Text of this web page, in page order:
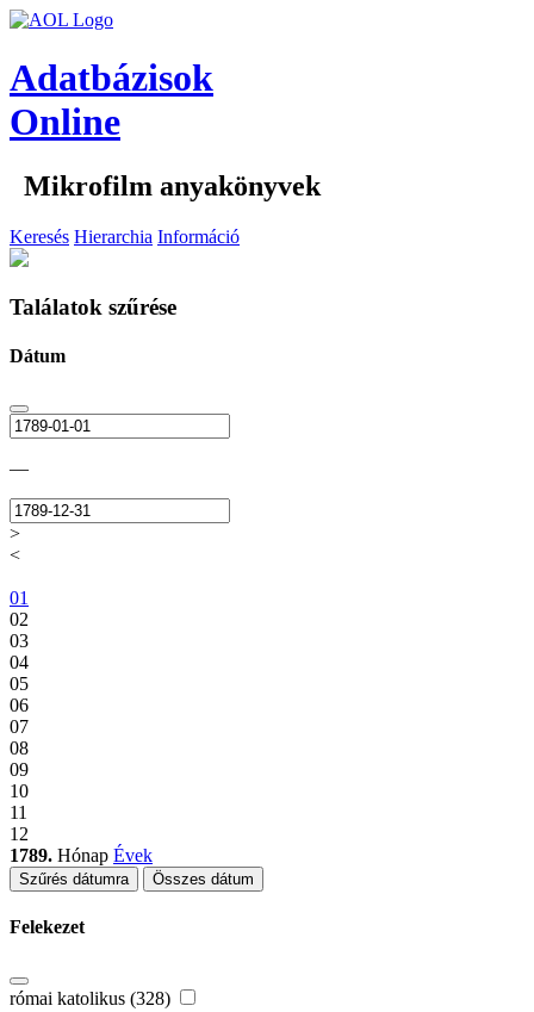
Adatbázisok
Online
Mikrofilm anyakönyvek
Keresés Hierarchia Információ
Találatok szűrése
Dátum
—
>
<
01
02
03
04
05
06
07
08
09
10
11
12
1789. Hónap Évek
Szűrés dátumra Összes dátum
Felekezet
római katolikus (328)